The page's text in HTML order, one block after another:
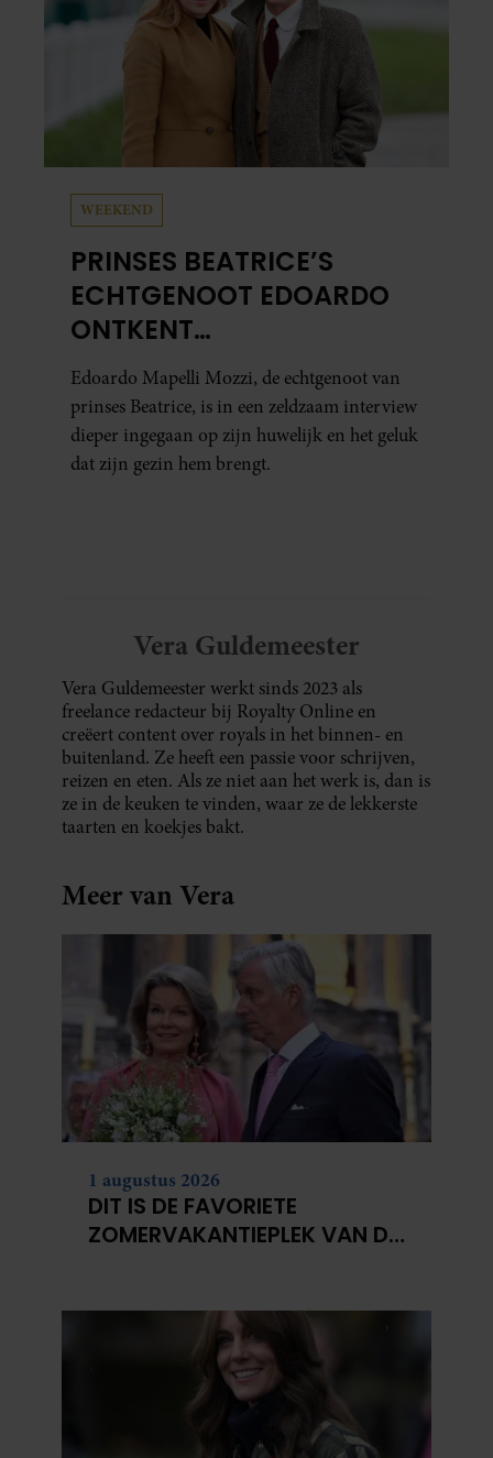
WEEKEND
PRINSES BEATRICE’S
ECHTGENOOT EDOARDO
ONTKENT
HUWELIJKSPROBLEMEN
Edoardo Mapelli Mozzi, de echtgenoot van
prinses Beatrice, is in een zeldzaam interview
dieper ingegaan op zijn huwelijk en het geluk
dat zijn gezin hem brengt.
Vera Guldemeester
Vera Guldemeester werkt sinds 2023 als
freelance redacteur bij Royalty Online en
creëert content over royals in het binnen- en
buitenland. Ze heeft een passie voor schrijven,
reizen en eten. Als ze niet aan het werk is, dan is
ze in de keuken te vinden, waar ze de lekkerste
taarten en koekjes bakt.
Meer van Vera
1 augustus 2026
DIT IS DE FAVORIETE
ZOMERVAKANTIEPLEK VAN DE